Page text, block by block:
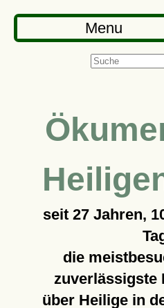
Menu
seit 27 Jahren,
die
zuverlässigste
über Heilige in